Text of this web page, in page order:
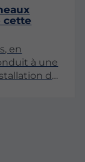
cette
en
à une
de
et
Dans cet